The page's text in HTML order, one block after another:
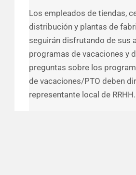
Recursos
Eventos
Los empleados de tiendas,
distribución y plantas de
seguirán disfrutando de sus
programas de vacaciones y
preguntas sobre los
de vacaciones/PTO deben
representante local de RRHH.